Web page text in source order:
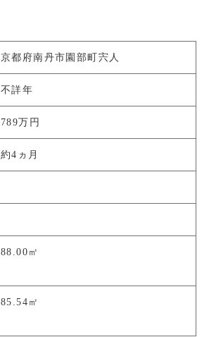
京都府南丹市園部町宍人
不詳年
789万円
約4ヵ月
88.00㎡
85.54㎡